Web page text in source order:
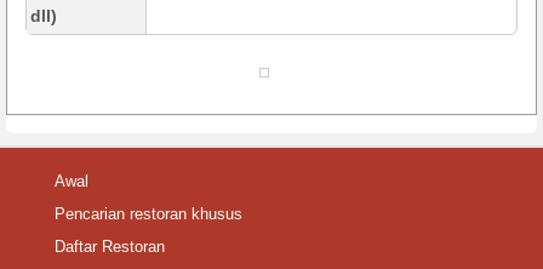
dll)
Awal
Pencarian restoran khusus
Daftar Restoran